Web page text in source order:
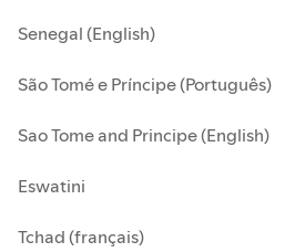
Senegal (English)
São Tomé e Príncipe (Português)
Sao Tome and Principe (English)
Eswatini
Tchad (français)